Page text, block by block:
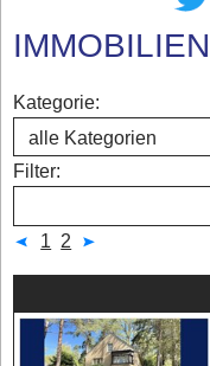
IMMOBILIEN
Kategorie:
Filter:
1 2